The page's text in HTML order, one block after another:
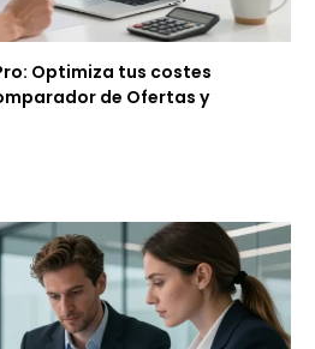
Optimiza tus costes
de Ofertas y